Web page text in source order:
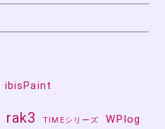
ibisPaint
rak3 TIMEシリーズ WPlog